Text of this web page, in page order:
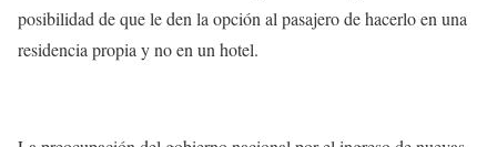
posibilidad de que le den la opción al pasajero de hacerlo en una
residencia propia y no en un hotel.